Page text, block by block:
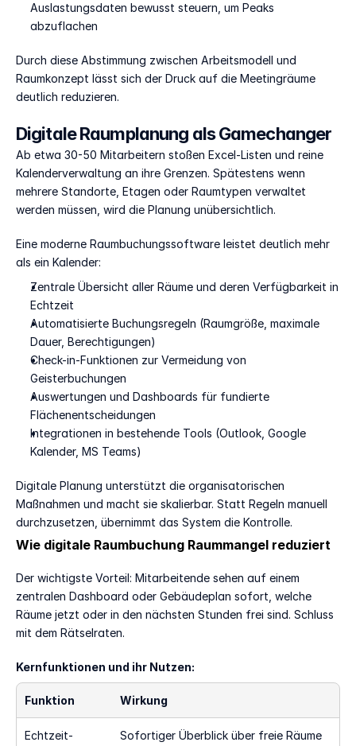
Auslastungsdaten bewusst steuern, um Peaks
abzuflachen
Durch diese Abstimmung zwischen Arbeitsmodell und
Raumkonzept lässt sich der Druck auf die Meetingräume
deutlich reduzieren.
Digitale Raumplanung als Gamechanger
Ab etwa 30-50 Mitarbeitern stoßen Excel-Listen und reine
Kalenderverwaltung an ihre Grenzen. Spätestens wenn
mehrere Standorte, Etagen oder Raumtypen verwaltet
werden müssen, wird die Planung unübersichtlich.
Eine moderne Raumbuchungssoftware leistet deutlich mehr
als ein Kalender:
Zentrale Übersicht aller Räume und deren Verfügbarkeit in
Echtzeit
Automatisierte Buchungsregeln (Raumgröße, maximale
Dauer, Berechtigungen)
Check-in-Funktionen zur Vermeidung von
Geisterbuchungen
Auswertungen und Dashboards für fundierte
Flächenentscheidungen
Integrationen in bestehende Tools (Outlook, Google
Kalender, MS Teams)
Digitale Planung unterstützt die organisatorischen
Maßnahmen und macht sie skalierbar. Statt Regeln manuell
durchzusetzen, übernimmt das System die Kontrolle.
Wie digitale Raumbuchung Raummangel reduziert
Der wichtigste Vorteil: Mitarbeitende sehen auf einem
zentralen Dashboard oder Gebäudeplan sofort, welche
Räume jetzt oder in den nächsten Stunden frei sind. Schluss
mit dem Rätselraten.
Kernfunktionen und ihr Nutzen:
Funktion Wirkung
Echtzeit-
Sofortiger Überblick über freie Räume